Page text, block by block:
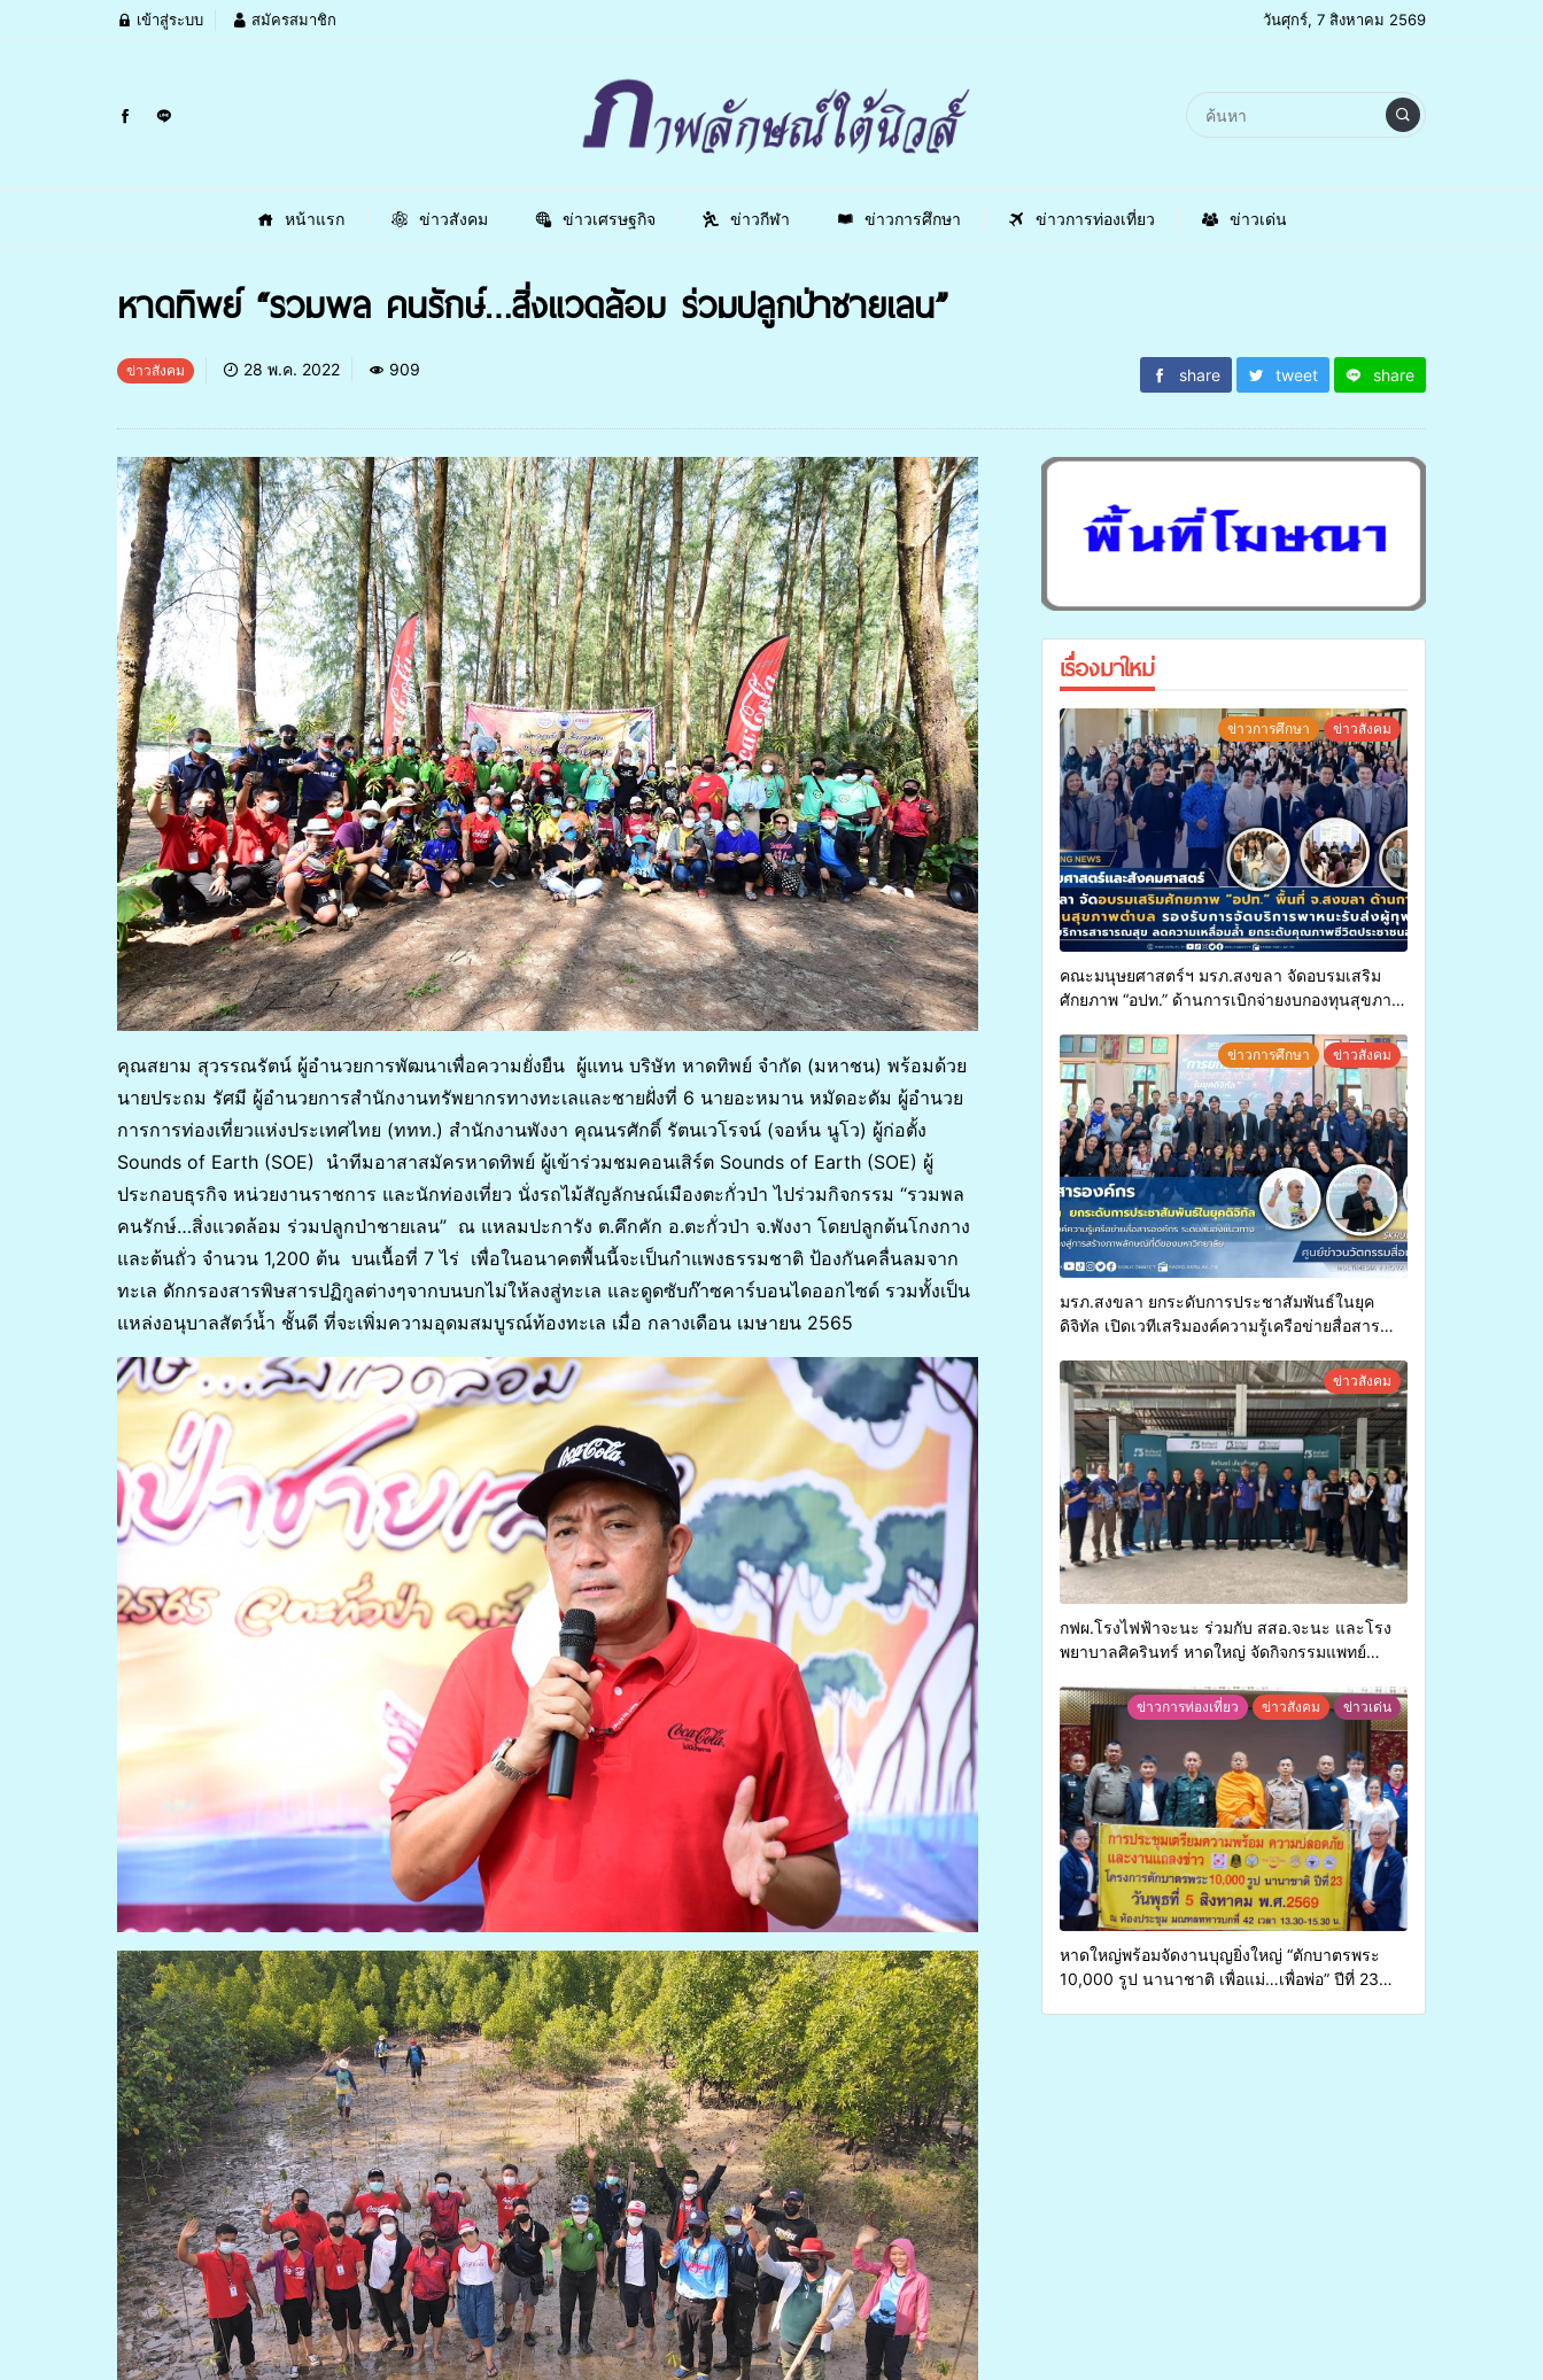
เข้าสู่ระบบ สมัครสมาชิก วันศุกร์, 7 สิงหาคม 2569
หน้าแรก ข่าวสังคม ข่าวเศรษฐกิจ ข่าวกีฬา ข่าวการศึกษา ข่าวการท่องเที่ยว ข่าวเด่น
หาดทิพย์ “รวมพล คนรักษ์…สิ่งแวดล้อม ร่วมปลูกป่าชายเลน”
ข่าวสังคม 28 พ.ค. 2022 909 share tweet share
คุณสยาม สุวรรณรัตน์ ผู้อำนวยการพัฒนาเพื่อความยั่งยืน ผู้แทน บริษัท หาดทิพย์ จำกัด (มหาชน) พร้อมด้วย
นายประถม รัศมี ผู้อำนวยการสำนักงานทรัพยากรทางทะเลและชายฝั่งที่ 6 นายอะหมาน หมัดอะดัม ผู้อำนวย
การการท่องเที่ยวแห่งประเทศไทย (ททท.) สำนักงานพังงา คุณนรศักดิ์ รัตนเวโรจน์ (จอห์น นูโว) ผู้ก่อตั้ง
Sounds of Earth (SOE) นำทีมอาสาสมัครหาดทิพย์ ผู้เข้าร่วมชมคอนเสิร์ต Sounds of Earth (SOE) ผู้
ประกอบธุรกิจ หน่วยงานราชการ และนักท่องเที่ยว นั่งรถไม้สัญลักษณ์เมืองตะกั่วป่า ไปร่วมกิจกรรม “รวมพล
คนรักษ์…สิ่งแวดล้อม ร่วมปลูกป่าชายเลน” ณ แหลมปะการัง ต.คึกคัก อ.ตะกั่วป่า จ.พังงา โดยปลูกต้นโกงกาง
และต้นถั่ว จำนวน 1,200 ต้น บนเนื้อที่ 7 ไร่ เพื่อในอนาคตพื้นนี้จะเป็นกำแพงธรรมชาติ ป้องกันคลื่นลมจาก
ทะเล ดักกรองสารพิษสารปฏิกูลต่างๆจากบนบกไม่ให้ลงสู่ทะเล และดูดซับก๊าซคาร์บอนไดออกไซด์ รวมทั้งเป็น
แหล่งอนุบาลสัตว์น้ำ ชั้นดี ที่จะเพิ่มความอุดมสมบูรณ์ท้องทะเล เมื่อ กลางเดือน เมษายน 2565
เรื่องมาใหม่
ข่าวการศึกษา ข่าวสังคม
คณะมนุษยศาสตร์ฯ มรภ.สงขลา จัดอบรมเสริม
ศักยภาพ “อปท.” ด้านการเบิกจ่ายงบกองทุนสุขภาพ
ทุพพลภาพเพื่อเข้ารับบริการสาธารณสุข ลดความ
เหลื่อมล้ำ ยกระดับคุณภาพชีวิตประชาชนอย่าง
ยั่งยืน
ข่าวการศึกษา ข่าวสังคม
มรภ.สงขลา ยกระดับการประชาสัมพันธ์ในยุค
ดิจิทัล เปิดเวทีเสริมองค์ความรู้เครือข่ายสื่อสาร
การสร้างภาพลักษณ์ที่ดีของมหาวิทยาลัยข่าวสังคม
กฟผ.โรงไฟฟ้าจะนะ ร่วมกับ สสอ.จะนะ และโรง
พยาบาลศิครินทร์ หาดใหญ่ จัดกิจกรรมแพทย์
ข่าวการท่องเที่ยว ข่าวสังคม ข่าวเด่น
หาดใหญ่พร้อมจัดงานบุญยิ่งใหญ่ “ตักบาตรพระ
10,000 รูป นานาชาติ เพื่อแม่…เพื่อพ่อ” ปีที่ 23